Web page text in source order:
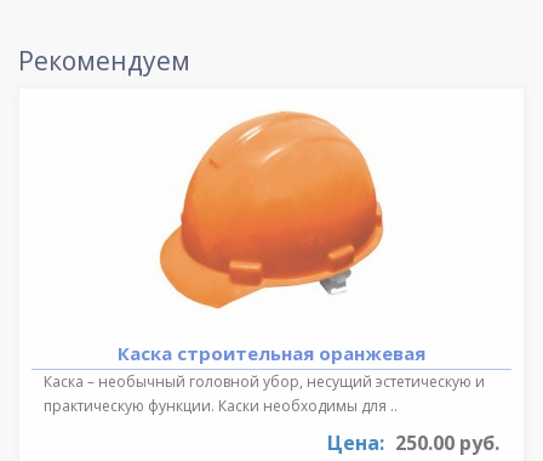
Рекомендуем
Каска строительная оранжевая
Каска – необычный головной убор, несущий эстетическую и
практическую функции. Каски необходимы для ..
Цена: 250.00 руб.